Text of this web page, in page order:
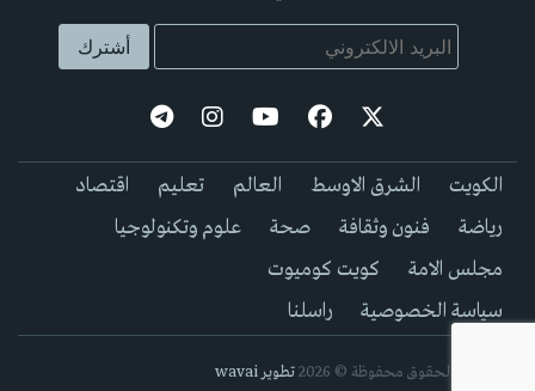
الكويت الشرق الاوسط العالم تعليم
اقتصاد
رياضة
فنون وثقافة صحة
علوم وتكنولوجيا
مجلس الامة
كويت كوميوت
سياسة الخصوصية
راسلنا
جيمع الحقوق محفوظة © 2026 تطوير wavai